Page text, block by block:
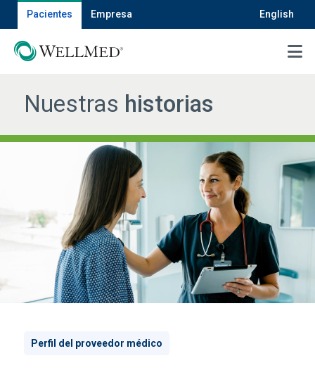
Pacientes Empresa English
MENU
Nuestras historias
Perfil del proveedor médico